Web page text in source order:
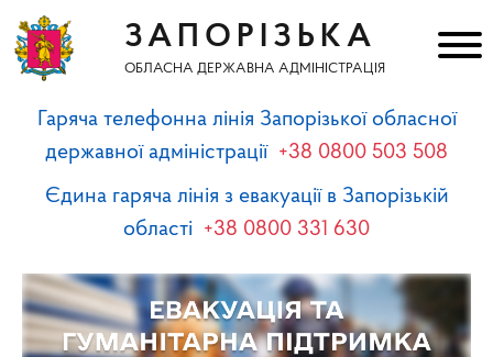
ЗАПОРІЗЬКА
ОБЛАСНА ДЕРЖАВНА АДМІНІСТРАЦІЯ
Гаряча телефонна лінія Запорізької обласної
державної адміністрації +38 0800 503 508
Єдина гаряча лінія з евакуації в Запорізькій
області +38 0800 331 630